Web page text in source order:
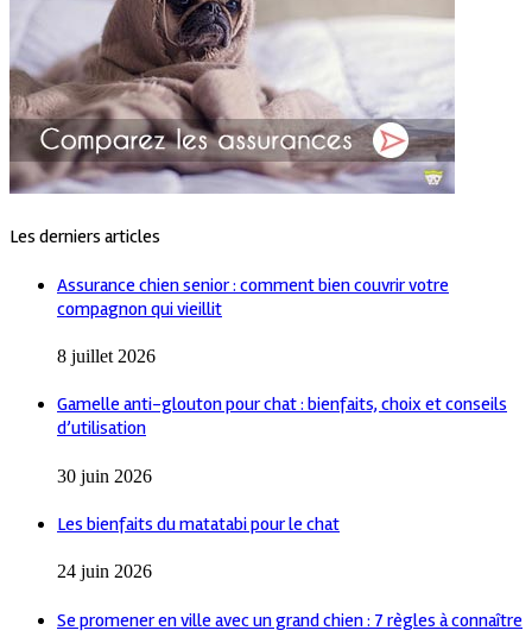
Les derniers articles
Assurance chien senior : comment bien couvrir votre
compagnon qui vieillit
8 juillet 2026
Gamelle anti-glouton pour chat : bienfaits, choix et conseils
d’utilisation
30 juin 2026
Les bienfaits du matatabi pour le chat
24 juin 2026
Se promener en ville avec un grand chien : 7 règles à connaître